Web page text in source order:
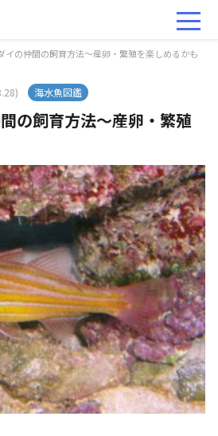
イの仲間の飼育方法～産卵・繁殖を楽しめるかも
海水魚図鑑
の飼育方法～産卵・繁殖